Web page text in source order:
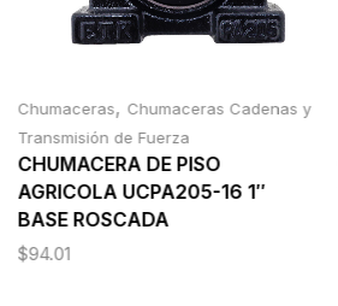
Chumaceras, Chumaceras Cadenas y
Transmisión de Fuerza
CHUMACERA DE PISO
AGRICOLA UCPA205-16 1″
BASE ROSCADA
$94.01